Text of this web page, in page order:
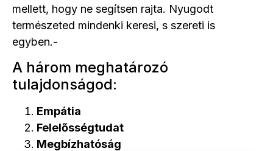
mellett, hogy ne segítsen rajta. Nyugodt
természeted mindenki keresi, s szereti is
egyben.-
A három meghatározó
tulajdonságod:
Empátia
Felelősségtudat
Megbízhatóság